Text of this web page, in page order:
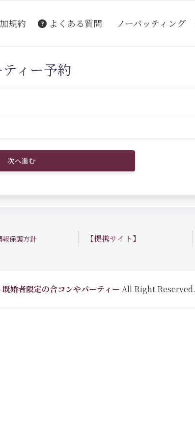
規約 よくある質問 ノーバッティング
ィー予約
次へ進む
報保護方針 【提携サイト】
婚者限定の合コンやパーティー All Right Reserved.